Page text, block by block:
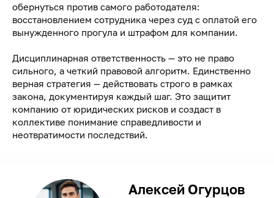
обернуться против самого работодателя:
восстановлением сотрудника через суд с оплатой его
вынужденного прогула и штрафом для компании.
Дисциплинарная ответственность — это не право
сильного, а четкий правовой алгоритм. Единственно
верная стратегия — действовать строго в рамках
закона, документируя каждый шаг. Это защитит
компанию от юридических рисков и создаст в
коллективе понимание справедливости и
неотвратимости последствий.
Алексей Огурцов